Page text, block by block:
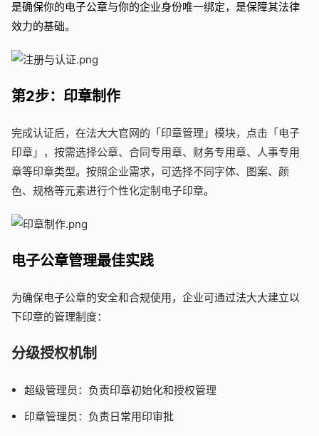
是确保你的电子公章与你的企业身份唯一绑定，是保障其法律
效力的基础。
第2步：印章制作
完成认证后，在法大大官网的「印章管理」模块，点击「电子
印章」，按需选择公章、合同专用章、财务专用章、人事专用
章等印章类型。按照企业需求，可选择不同字体、图案、颜
色、规格等元素进行个性化定制电子印章。
电子公章管理最佳实践
为确保电子公章的安全和合规使用，企业可通过法大大建立以
下印章的管理制度：
分级授权机制
超级管理员：负责印章初始化和授权管理
印章管理员：负责日常用印审批